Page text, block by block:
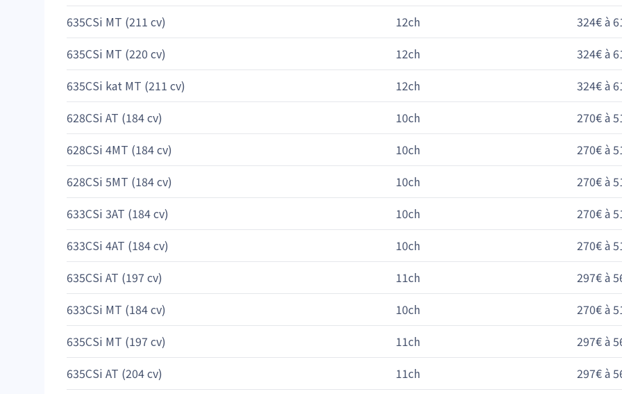
635CSi MT (211 cv)
12ch
324€ à
635CSi MT (220 cv)
12ch
324€ à
635CSi kat MT (211 cv)
12ch
324€ à
628CSi AT (184 cv)
10ch
270€ à
628CSi 4MT (184 cv)
10ch
270€ à
628CSi 5MT (184 cv)
10ch
270€ à
633CSi 3AT (184 cv)
10ch
270€ à
633CSi 4AT (184 cv)
10ch
270€ à
635CSi AT (197 cv)
11ch
297€ à
633CSi MT (184 cv)
10ch
270€ à
635CSi MT (197 cv)
11ch
297€ à
635CSi AT (204 cv)
11ch 297€ à